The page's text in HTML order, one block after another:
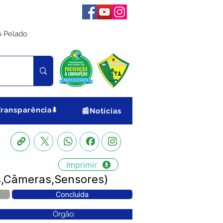
Pelado
📰Notícias
Imprimir
Concluída
Órgão: